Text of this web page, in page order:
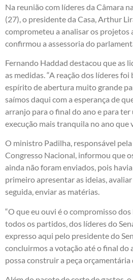
Na reunião com líderes da Câmara
(27), o presidente da Casa, Arthur
comprometeu a analisar os projetos
confirmou a assessoria do
Fernando Haddad destacou que as
as medidas. “A reação dos líderes
espírito de abertura muito grande
saímos daqui com a esperança de
arranjo para o final do ano e para
execução mais tranquila no ano que
O ministro Padilha, responsável
Congresso Nacional, informou que
ainda não foram enviados, pois
primeiro apresentar as ideias,
seguida, enviar as matérias.
“O que eu ouvi é o compromisso
todos os partidos, dos líderes do
expresso aqui pelo presidente do
concluirmos a votação até o final do
possa construir a peça orçamentária